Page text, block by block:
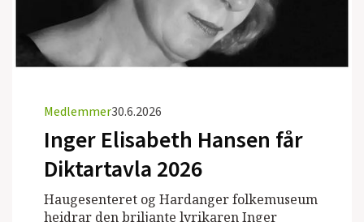
Medlemmer30.6.2026
Inger Elisabeth Hansen får
Diktartavla 2026
Haugesenteret og Hardanger folkemuseum
heidrar den briljante lyrikaren Inger